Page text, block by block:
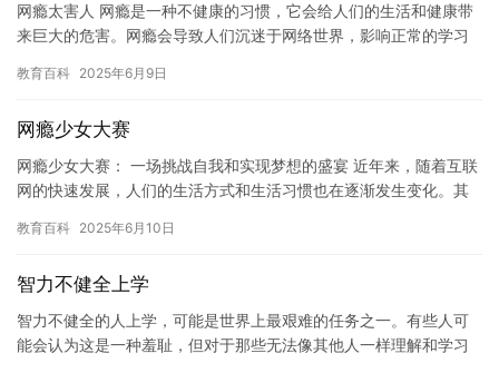
网瘾太害人 网瘾是一种不健康的习惯，它会给人们的生活和健康带
来巨大的危害。网瘾会导致人们沉迷于网络世界，影响正常的学习
题，如…
教育百科 2025年6月9日
网瘾少女大赛
网瘾少女大赛： 一场挑战自我和实现梦想的盛宴 近年来，随着互联
网的快速发展，人们的生活方式和生活习惯也在逐渐发生变化。其
联…
教育百科 2025年6月10日
智力不健全上学
智力不健全的人上学，可能是世界上最艰难的任务之一。有些人可
能会认为这是一种羞耻，但对于那些无法像其他人一样理解和学习